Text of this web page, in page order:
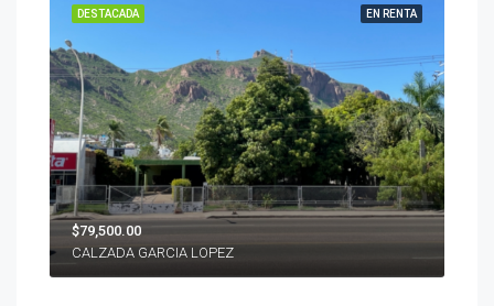
EN RENTA
DESTACADA
$79,500.00
CALZADA GARCIA LOPEZ